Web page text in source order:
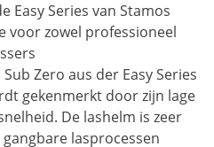
Easy Series van Stamos
voor zowel professioneel
Zero aus der Easy Series
gekenmerkt door zijn lage
De lashelm is zeer
lasprocessen